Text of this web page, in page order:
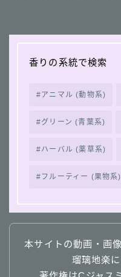
香りの系統で検索
アニマル (動物系)
グリーン (青葉系)
ハーバル (薬草系)
フルーティー (果物系)
本サイトの動画・画
瑠璃地楽